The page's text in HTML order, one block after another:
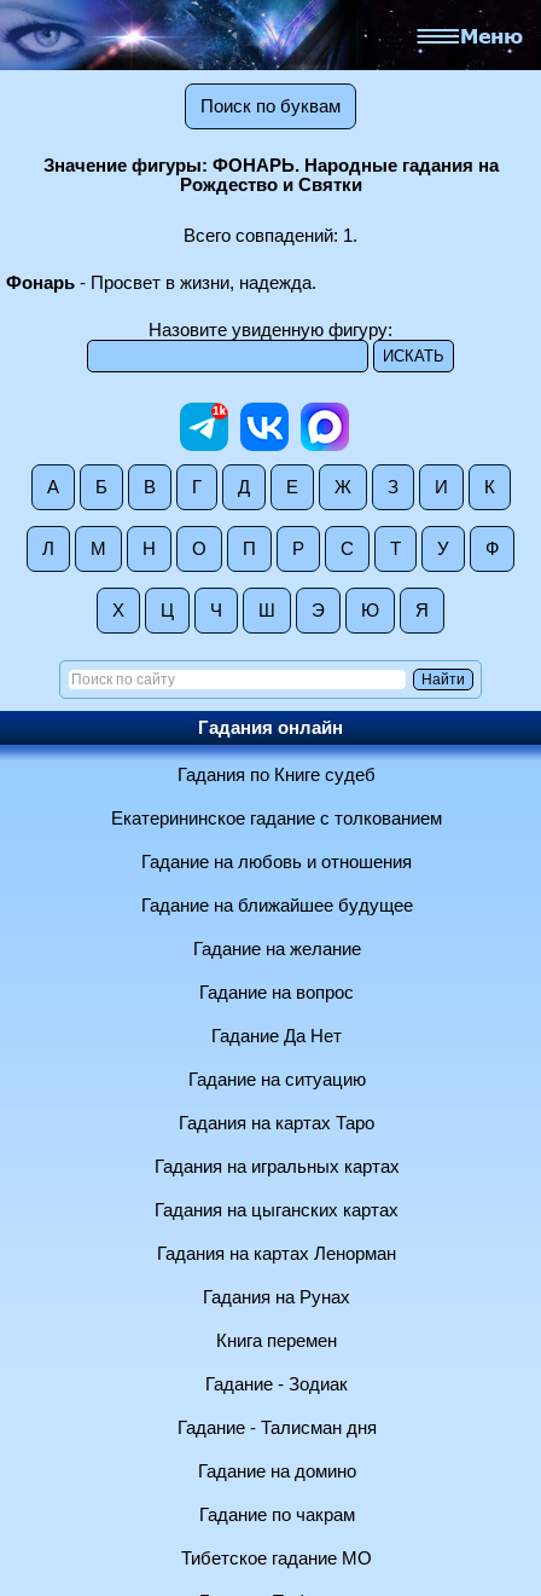
Поиск по буквам
Значение фигуры: ФОНАРЬ. Народные гадания на
Рождество и Святки
Всего совпадений: 1.
Фонарь - Просвет в жизни, надежда.
Назовите увиденную фигуру:
А Б В Г Д Е Ж З И К
Л М Н О П Р С Т У Ф
Х Ц Ч Ш Э Ю Я
Гадания онлайн
Гадания по Книге судеб
Екатерининское гадание с толкованием
Гадание на любовь и отношения
Гадание на ближайшее будущее
Гадание на желание
Гадание на вопрос
Гадание Да Нет
Гадание на ситуацию
Гадания на картах Таро
Гадания на игральных картах
Гадания на цыганских картах
Гадания на картах Ленорман
Гадания на Рунах
Книга перемен
Гадание - Зодиак
Гадание - Талисман дня
Гадание на домино
Гадание по чакрам
Тибетское гадание МО